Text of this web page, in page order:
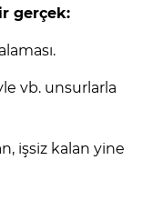
gerçek:
vb. unsurlarla
işsiz kalan yine